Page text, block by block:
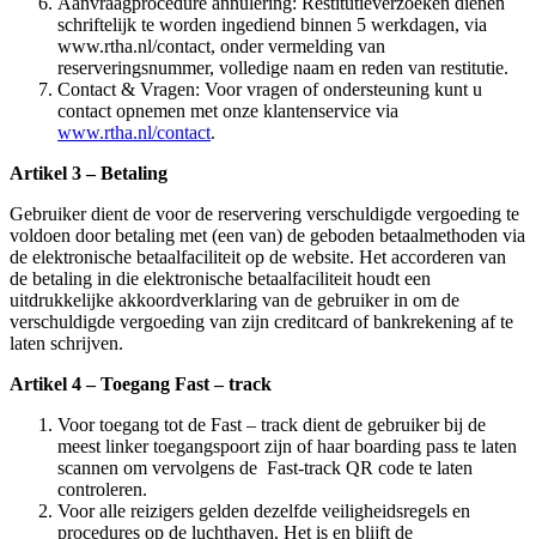
schriftelijk te worden ingediend binnen 5 werkdagen, via
www.rtha.nl/contact, onder vermelding van
reserveringsnummer, volledige naam en reden van restitutie.
Contact & Vragen: Voor vragen of ondersteuning kunt u
contact opnemen met onze klantenservice via
www.rtha.nl/contact.
Artikel 3 – Betaling
Gebruiker dient de voor de reservering verschuldigde vergoeding te
voldoen door betaling met (een van) de geboden betaalmethoden via
de elektronische betaalfaciliteit op de website. Het accorderen van
de betaling in die elektronische betaalfaciliteit houdt een
uitdrukkelijke akkoordverklaring van de gebruiker in om de
verschuldigde vergoeding van zijn creditcard of bankrekening af te
laten schrijven.
Artikel 4 – Toegang Fast – track
Voor toegang tot de Fast – track dient de gebruiker bij de
meest linker toegangspoort zijn of haar boarding pass te laten
scannen om vervolgens de Fast-track QR code te laten
controleren.
Voor alle reizigers gelden dezelfde veiligheidsregels en
procedures op de luchthaven. Het is en blijft de